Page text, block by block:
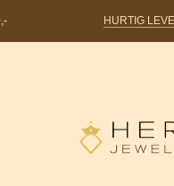
HURTIG